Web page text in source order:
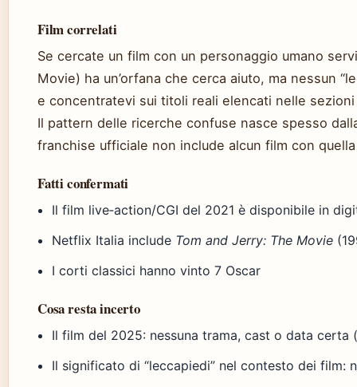
Film correlati
Se cercate un film con un personaggio umano
Movie) ha un’orfana che cerca aiuto, ma nessun
e concentratevi sui titoli reali elencati nelle
Il pattern delle ricerche confuse nasce spesso
franchise ufficiale non include alcun film con
Fatti confermati
Il film live‑action/CGI del 2021 è disponibile in
Netflix Italia include Tom and Jerry: The Movie
I corti classici hanno vinto 7 Oscar
Cosa resta incerto
Il film del 2025: nessuna trama, cast o data certa
Il significato di “leccapiedi” nel contesto dei film: